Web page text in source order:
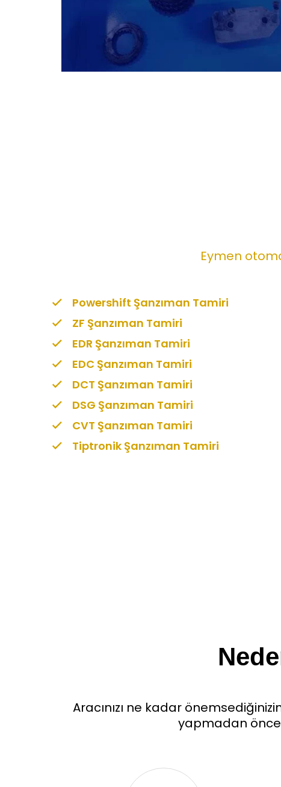
Eymen
Powershift Şanzıman Tamiri
ZF Şanzıman Tamiri
EDR Şanzıman Tamiri
EDC Şanzıman Tamiri
DCT Şanzıman Tamiri
DSG Şanzıman Tamiri
CVT Şanzıman Tamiri
Tiptronik Şanzıman Tamiri
Aracınızı ne kadar
yapmadan